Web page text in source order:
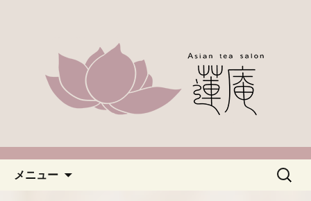
「名古屋・緑区で中国茶が楽し
めるカフェ蓮庵～はすあん
～」のブログ
とした癒しの空間でカフェ使いにどう
ぞ。やさしい甘さ控えめのスイーツや
天津などもございます。新着情報はこ
ちらからチェックしてください。
メニュー
検